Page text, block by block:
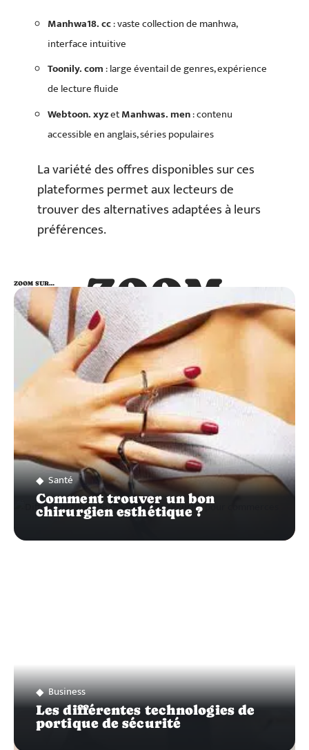
Manhwa18. cc: vaste collection de manhwa,
interface intuitive
Toonily. com: large éventail de genres, expérience
de lecture fluide
Webtoon. xyzetManhwas. men: contenu
accessible en anglais, séries populaires
La variété des offres disponibles sur ces
plateformes permet aux lecteurs de
trouver des alternatives adaptées à leurs
préférences.
ZOOM
SUR…
ZOOM SUR…
Santé
Comment trouver un bon
chirurgien esthétique ?
Business
Les différentes technologies de
portique de sécurité